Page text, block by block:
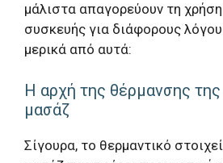
μάλιστα απαγορεύουν τη
συσκευής για διάφορους
μερικά από αυτά:
Η αρχή της θέρμανσης
μασάζ
Σίγουρα, το θερμαντικό